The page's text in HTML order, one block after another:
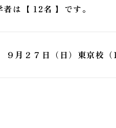
は【 12名 】です。
９月２７日（日）東京校